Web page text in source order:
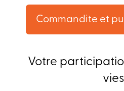
Commandite et
Votre
vies